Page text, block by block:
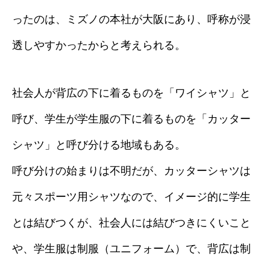
ったのは、ミズノの本社が大阪にあり、呼称が浸
透しやすかったからと考えられる。
社会人が背広の下に着るものを「ワイシャツ」と
呼び、学生が学生服の下に着るものを「カッター
シャツ」と呼び分ける地域もある。
呼び分けの始まりは不明だが、カッターシャツは
元々スポーツ用シャツなので、イメージ的に学生
とは結びつくが、社会人には結びつきにくいこと
や、学生服は制服（ユニフォーム）で、背広は制